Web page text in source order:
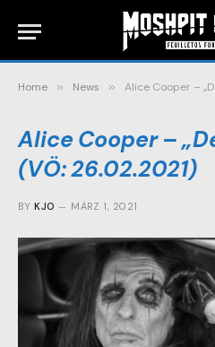
Home » News » Alice Cooper –
Alice Cooper –
(VÖ: 26.02.2021)
BY KJO MÄRZ 1, 2021